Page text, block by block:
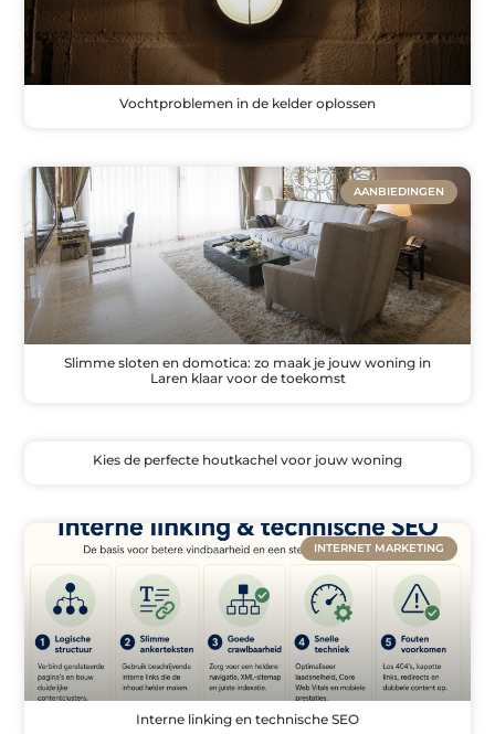
Vochtproblemen in de kelder oplossen
AANBIEDINGEN
Slimme sloten en domotica: zo maak je jouw woning in
Laren klaar voor de toekomst
Kies de perfecte houtkachel voor jouw woning
INTERNET MARKETING
Interne linking en technische SEO